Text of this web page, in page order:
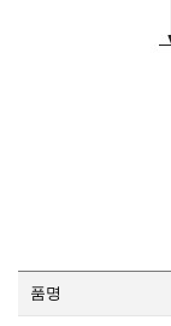
품명